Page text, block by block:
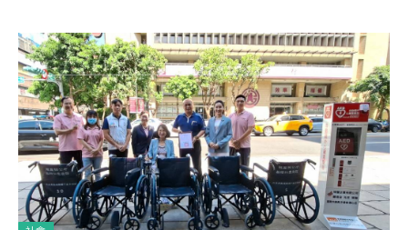
e
b
o
o
k
s
A
p
p
y
Li
n
k
l